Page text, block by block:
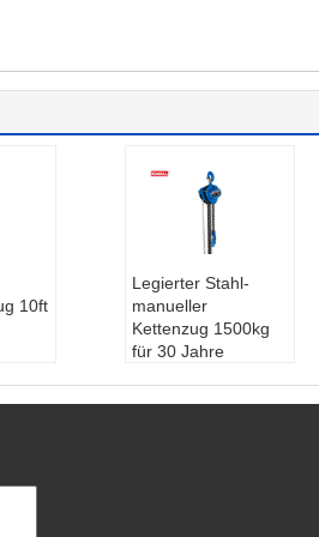
10ft
Legierter Stahl-
manueller
Kettenzug 1500kg
für 30 Jahre